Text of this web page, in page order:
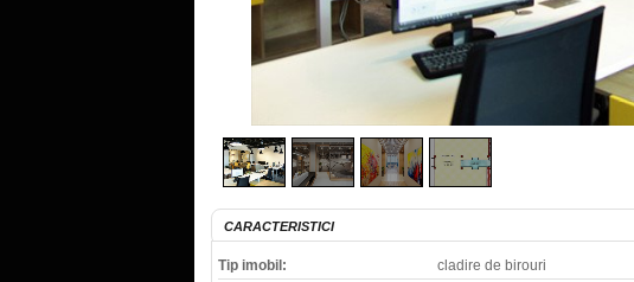
CARACTERISTICI
Tip imobil:
cladire de birouri